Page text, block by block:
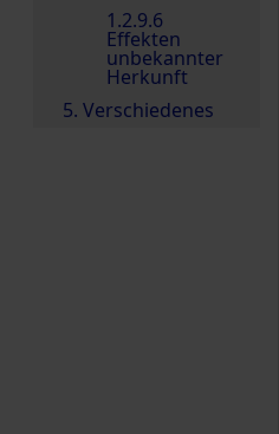
1.2.9.6
Effekten
unbekannter
Herkunft
5. Verschiedenes